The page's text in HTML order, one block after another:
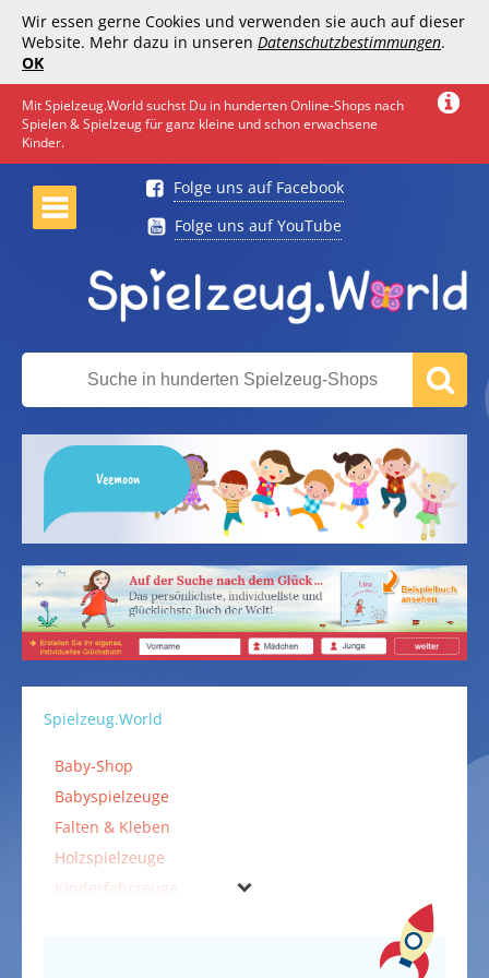
Wir essen gerne Cookies und verwenden sie auch auf dieser
Website. Mehr dazu in unseren Datenschutzbestimmungen.
OK
Mit Spielzeug.World suchst Du in hunderten Online-Shops nach
Spielen & Spielzeug für ganz kleine und schon erwachsene
Kinder.
Folge uns auf Facebook
Folge uns auf YouTube
Veemoon
Spielzeug.World
Baby-Shop
Babyspielzeuge
Falten & Kleben
Holzspielzeuge
Kinderfahrzeuge